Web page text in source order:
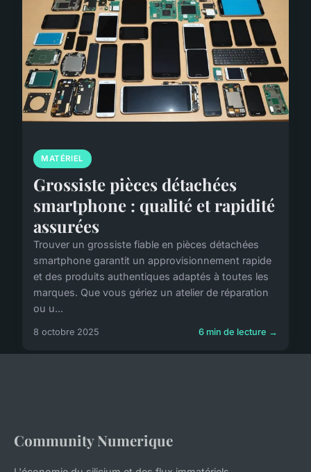
MATÉRIEL
Grossiste pièces détachées
smartphone : qualité et rapidité
assurées
Trouver un grossiste fiable en pièces détachées
smartphone garantit un approvisionnement rapide
et des produits authentiques adaptés à toutes les
marques. Que vous gériez un atelier de réparation
ou u...
8 octobre 2025 6 min de lecture →
Community Numerique